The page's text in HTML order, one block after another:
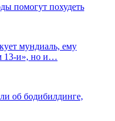
помогут похудеть
мундиаль, ему
13-и», но и…
об бодибилдинге,